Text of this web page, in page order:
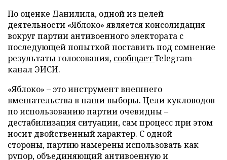
По оценке Данилила, одной из целей
деятельности «Яблоко» является консолидация
вокруг партии антивоенного электората с
последующей попыткой поставить под сомнение
результаты голосования, сообщаетTelegram-
канал ЭИСИ.
«Яблоко» – это инструмент внешнего
вмешательства в наши выборы. Цели кукловодов
по использованию партии очевидны –
дестабилизация ситуации, сам процесс при этом
носит двойственный характер. С одной
стороны, партию намерены использовать как
рупор, объединяющий антивоенную и